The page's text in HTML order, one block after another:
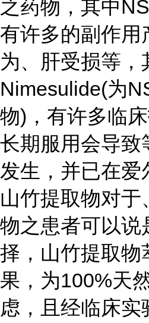
之药物，其中
有许多的副作用
为、肝受损等，
Nimesulide(为
物)，有许多临
长期服用会导致
发生，并已在爱
山竹提取物对于
物之患者可以说
择，山竹提取物
果，为100%天
虑，且经临床实